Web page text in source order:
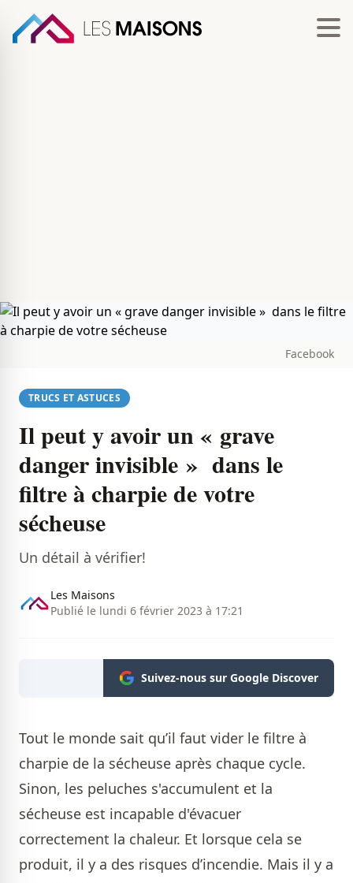
Facebook
TRUCS ET ASTUCES
Il peut y avoir un « grave
danger invisible » dans le
filtre à charpie de votre
sécheuse
Un détail à vérifier!
Les Maisons
Publié le lundi 6 février 2023 à 17:21
Suivez-nous sur Google Discover
Tout le monde sait qu’il faut vider le filtre à
charpie de la sécheuse après chaque cycle.
Sinon, les peluches s'accumulent et la
sécheuse est incapable d'évacuer
correctement la chaleur. Et lorsque cela se
produit, il y a des risques d’incendie. Mais il y a